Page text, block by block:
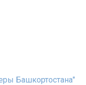
Башкортостана"